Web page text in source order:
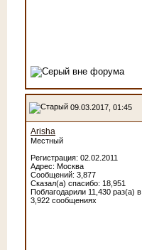
09.03.2017, 01:45
Arisha
Местный
Регистрация: 02.02.2011
Адрес: Москва
Сообщений: 3,877
Сказал(а) спасибо: 18,951
Поблагодарили 11,430 раз(а) в
3,922 сообщениях